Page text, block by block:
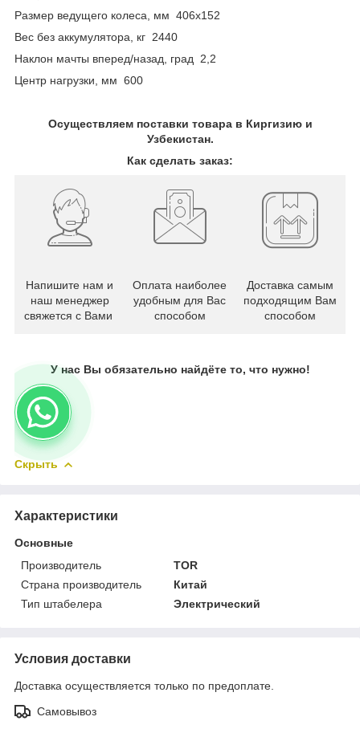
Размер ведущего колеса, мм 406х152
Вес без аккумулятора, кг 2440
Наклон мачты вперед/назад, град 2,2
Центр нагрузки, мм 600
Осуществляем поставки товара в Киргизию и
Узбекистан.
Как сделать заказ:
Напишите нам и
наш менеджер
свяжется с Вами
Оплата наиболее
удобным для Вас
способом
Доставка самым
подходящим Вам
способом
У нас Вы обязательно найдёте то, что нужно!
Скрыть
Характеристики
Основные
Производитель
TOR
Страна производитель
Китай
Тип штабелера
Электрический
Условия доставки
Доставка осуществляется только по предоплате.
Самовывоз